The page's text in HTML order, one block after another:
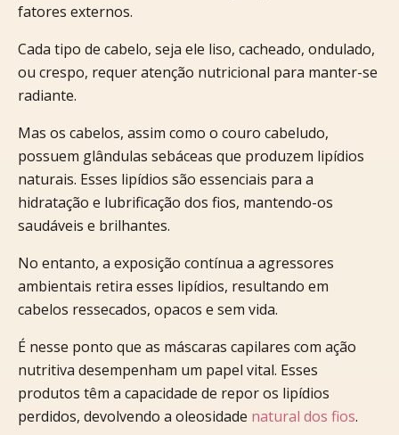
fatores externos.
Cada tipo de cabelo, seja ele liso, cacheado, ondulado,
ou crespo, requer atenção nutricional para manter-se
radiante.
Mas os cabelos, assim como o couro cabeludo,
possuem glândulas sebáceas que produzem lipídios
naturais. Esses lipídios são essenciais para a
hidratação e lubrificação dos fios, mantendo-os
saudáveis e brilhantes.
No entanto, a exposição contínua a agressores
ambientais retira esses lipídios, resultando em
cabelos ressecados, opacos e sem vida.
É nesse ponto que as máscaras capilares com ação
nutritiva desempenham um papel vital. Esses
produtos têm a capacidade de repor os lipídios
perdidos, devolvendo a oleosidade natural dos fios.